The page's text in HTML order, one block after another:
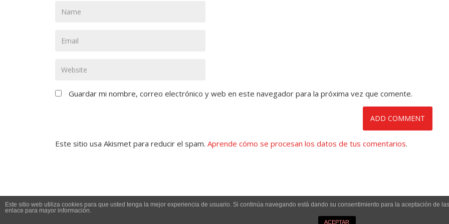
Guardar mi nombre, correo electrónico y web en este navegador para la próxima vez que comente.
Este sitio usa Akismet para reducir el spam. Aprende cómo se procesan los datos de tus comentarios.
Aquí TetuánCopyright © 2026.
Este sitio web utiliza cookies para que usted tenga la mejor experiencia de usuario. Si continúa navegando está dando su consentimiento para la aceptación de
enlace para mayor información.
ACEPTAR